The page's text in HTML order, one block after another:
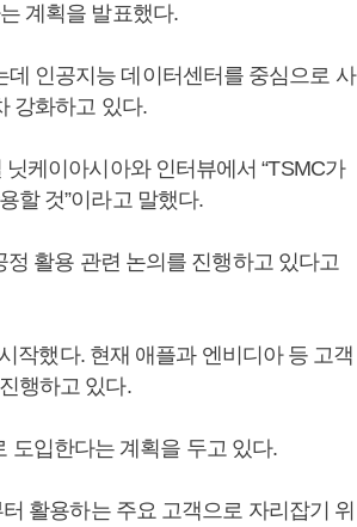
계획을 발표했다.
인공지능 데이터센터를 중심으로 사
강화하고 있다.
케이아시아와 인터뷰에서 “TSMC가
할 것”이라고 말했다.
활용 관련 논의를 진행하고 있다고
작했다. 현재 애플과 엔비디아 등 고객
행하고 있다.
도입한다는 계획을 두고 있다.
활용하는 주요 고객으로 자리잡기 위